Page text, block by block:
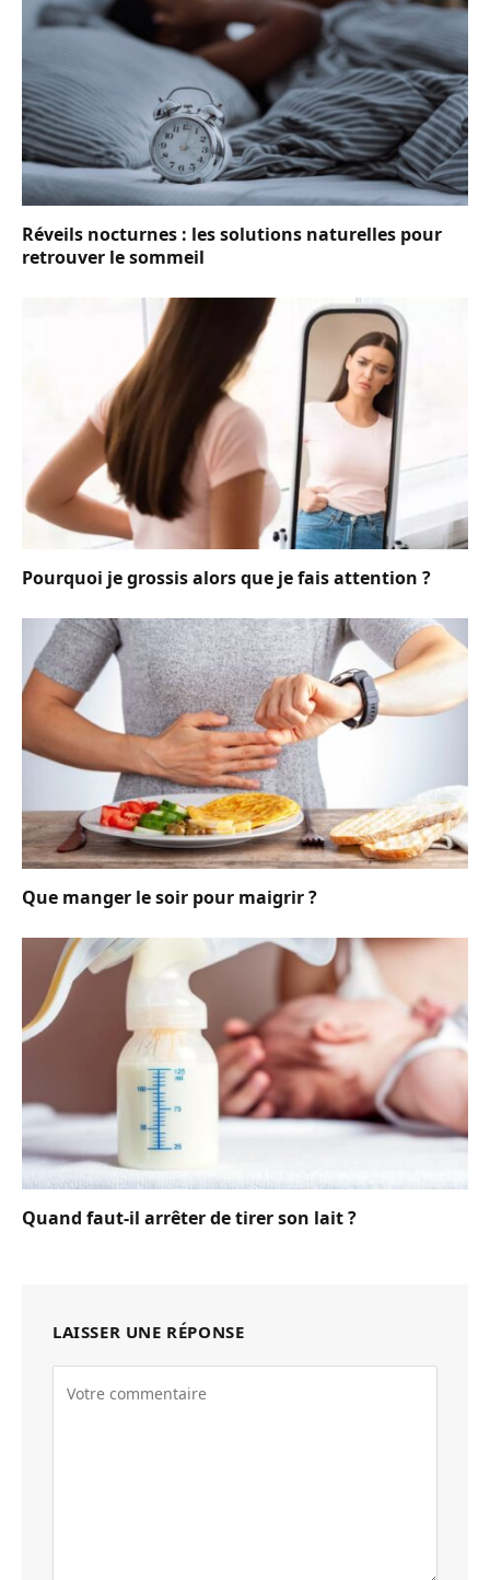
Réveils nocturnes : les solutions naturelles pour
retrouver le sommeil
Pourquoi je grossis alors que je fais attention ?
Que manger le soir pour maigrir ?
Quand faut-il arrêter de tirer son lait ?
LAISSER UNE RÉPONSE